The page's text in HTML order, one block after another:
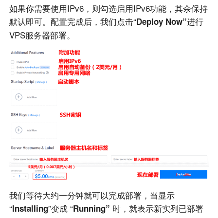
如果你需要使用IPv6，则勾选启用IPv6功能，其余保持
默认即可。配置完成后，我们点击“Deploy Now”进行
VPS服务器部署。
我们等待大约一分钟就可以完成部署，当显示
“Installing”变成 “Running” 时，就表示新实列已部署